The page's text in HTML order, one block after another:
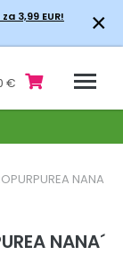
3,99 EUR!
×
€
NANA
NANA´